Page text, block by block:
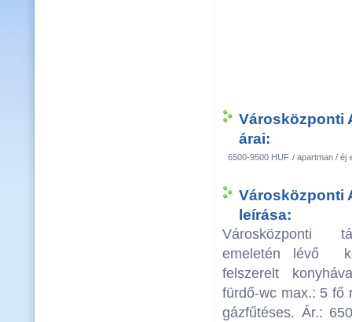
Városközponti
árai:
6500-9500 HUF / apartman / éj
Városközponti
leírása:
Városközponti
emeletén lévő
felszerelt
fürdő-wc max.: 5 fő
gázfűtéses. Ár.: